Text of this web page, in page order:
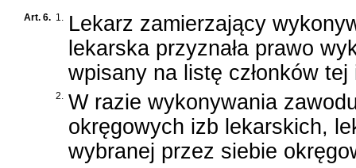
Art. 6. 1. Lekarz zamierzający
lekarska przyznała prawo
wpisany na listę członków
2. W razie wykonywania
okręgowych izb lekarskich,
wybranej przez siebie